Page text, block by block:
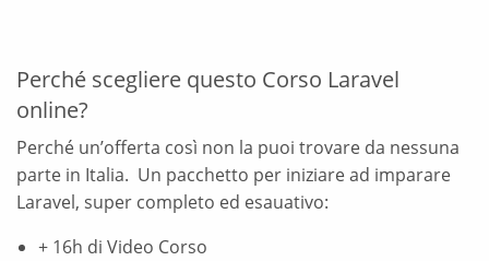
Perché scegliere questo Corso Laravel
online?
Perché un’offerta così non la puoi trovare da nessuna
parte in Italia. Un pacchetto per iniziare ad imparare
Laravel, super completo ed esauativo:
+ 16h di Video Corso